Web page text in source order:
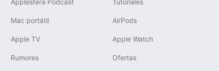
Applesfera Podcast Tutoriales
Mac portátil AirPods
Apple TV Apple Watch
Rumores Ofertas